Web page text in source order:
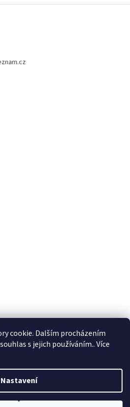
cookie. Dalším procházením
s jejich používáním.. Více
Nastavení
Vytvořil Shoptet
. Všechna práva vyhrazena.